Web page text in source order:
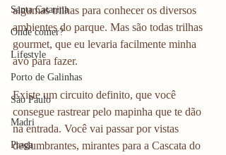
Santa Catarina
Onde comer?
Lifestyle
Porto de Galinhas
São Paulo
Madri
Praga
algumas trilhas para conhecer os diversos
ambientes do parque. Mas são todas trilhas
gourmet, que eu levaria facilmente minha
avó para fazer.
Existe um circuito definito, que você
consegue rastrear pelo mapinha que te dão
na entrada. Você vai passar por vistas
deslumbrantes, mirantes para a Cascata do